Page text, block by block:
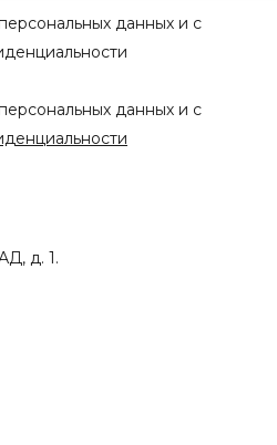
данных и с
данных и с
д. 1.